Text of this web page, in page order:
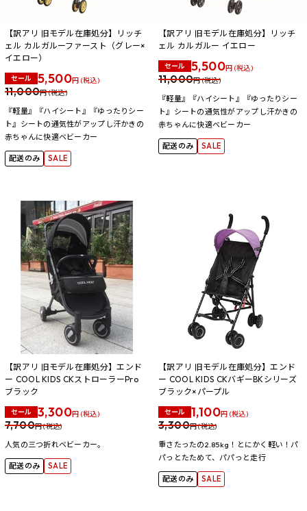
【訳アリ 旧モデル在庫処分】リッチ
ェル カルガルーファースト（グレー×
イエロー）
セール 5,500円 (税込)
11,000円 (税込)
『軽量』『ハイシート』『ゆったりシー
ト』シートの通気性がアップし汗かきの
赤ちゃんに快適ベビーカー
配送のみ SALE
【訳アリ 旧モデル在庫処分】リッチ
ェル カルガルー イエロー
セール 5,500円 (税込)
11,000円 (税込)
『軽量』『ハイシート』『ゆったりシー
ト』シートの通気性がアップし汗かきの
赤ちゃんに快適ベビーカー
配送のみ SALE
【訳アリ 旧モデル在庫処分】エンド
ー COOL KIDS CKストローラーPro
ブラック
セール 3,300円 (税込)
7,700円 (税込)
人気の三つ折れベビーカー。
配送のみ SALE
【訳アリ 旧モデル在庫処分】エンド
ー COOL KIDS CKバギーBKシリーズ
ブラック×パープル
セール 1,100円 (税込)
3,300円 (税込)
重さたったの2.85kg！とにかく軽い！パ
パっとたためて、パパっと走行
配送のみ SALE